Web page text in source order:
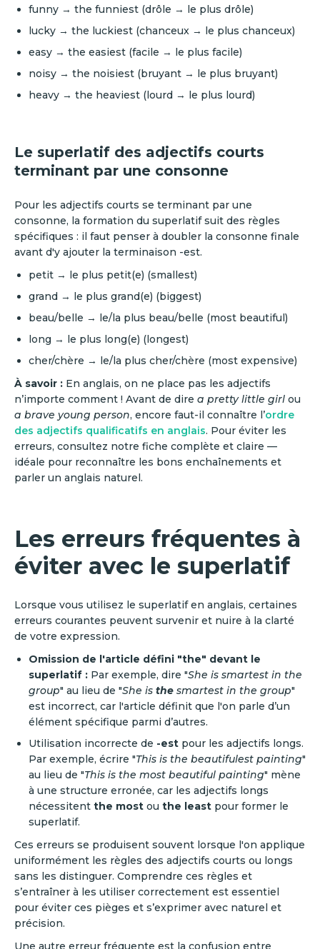
funny → the funniest (drôle → le plus drôle)
lucky → the luckiest (chanceux → le plus chanceux)
easy → the easiest (facile → le plus facile)
noisy → the noisiest (bruyant → le plus bruyant)
heavy → the heaviest (lourd → le plus lourd)
Le superlatif des adjectifs courts
terminant par une consonne
Pour les adjectifs courts se terminant par une
consonne, la formation du superlatif suit des règles
spécifiques : il faut penser à doubler la consonne finale
avant d'y ajouter la terminaison -est.
petit → le plus petit(e) (smallest)
grand → le plus grand(e) (biggest)
beau/belle → le/la plus beau/belle (most beautiful)
long → le plus long(e) (longest)
cher/chère → le/la plus cher/chère (most expensive)
À savoir : En anglais, on ne place pas les adjectifs
n’importe comment ! Avant de dire a pretty little girl ou
a brave young person, encore faut-il connaître l’ordre
des adjectifs qualificatifs en anglais. Pour éviter les
erreurs, consultez notre fiche complète et claire —
idéale pour reconnaître les bons enchaînements et
parler un anglais naturel.
Les erreurs fréquentes à
éviter avec le superlatif
Lorsque vous utilisez le superlatif en anglais, certaines
erreurs courantes peuvent survenir et nuire à la clarté
de votre expression.
Omission de l'article défini "the" devant le
superlatif : Par exemple, dire "She is smartest in the
group" au lieu de "She is the smartest in the group"
est incorrect, car l'article définit que l'on parle d’un
élément spécifique parmi d’autres.
Utilisation incorrecte de -est pour les adjectifs longs.
Par exemple, écrire "This is the beautifulest painting"
au lieu de "This is the most beautiful painting" mène
à une structure erronée, car les adjectifs longs
nécessitent the most ou the least pour former le
superlatif.
Ces erreurs se produisent souvent lorsque l'on applique
uniformément les règles des adjectifs courts ou longs
sans les distinguer. Comprendre ces règles et
s’entraîner à les utiliser correctement est essentiel
pour éviter ces pièges et s’exprimer avec naturel et
précision.
Une autre erreur fréquente est la confusion entre